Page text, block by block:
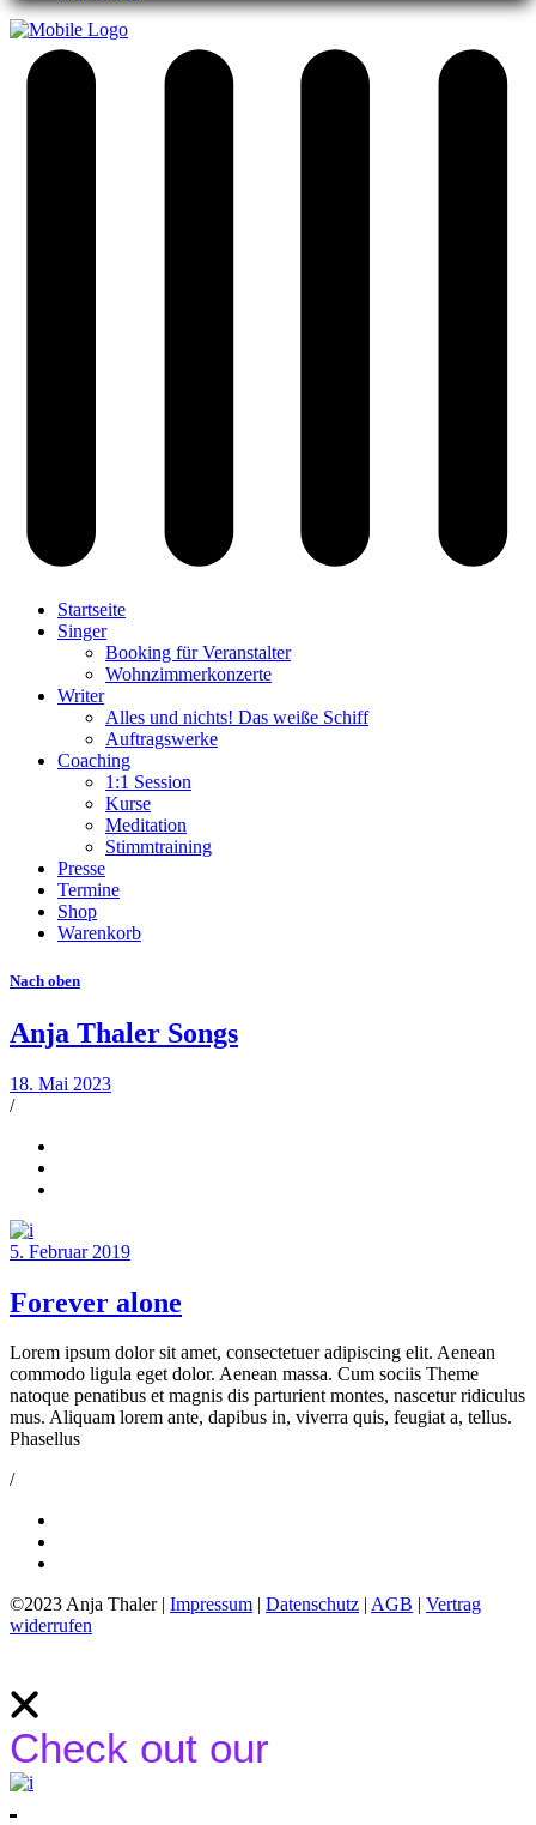
Startseite
Singer
Booking für Veranstalter
Wohnzimmerkonzerte
Writer
Alles und nichts! Das weiße Schiff
Auftragswerke
Coaching
1:1 Session
Kurse
Meditation
Stimmtraining
Presse
Termine
Shop
Warenkorb
Nach oben
Anja Thaler Songs
18. Mai 2023
/
5. Februar 2019
Forever alone
Lorem ipsum dolor sit amet, consectetuer adipiscing elit. Aenean
commodo ligula eget dolor. Aenean massa. Cum sociis Theme
natoque penatibus et magnis dis parturient montes, nascetur ridiculus
mus. Aliquam lorem ante, dapibus in, viverra quis, feugiat a, tellus.
Phasellus
/
©2023 Anja Thaler | Impressum Datenschutz AGB
Vertrag
widerrufen
Check out our